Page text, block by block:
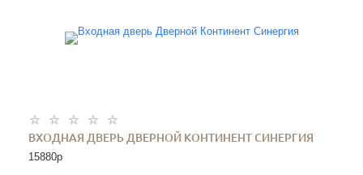
ВХОДНАЯ ДВЕРЬ ДВЕРНОЙ КОНТИНЕНТ СИНЕРГИЯ
15880p